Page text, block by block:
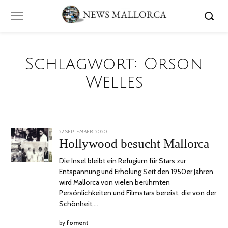
Schlagwort: Orson
Welles
POSTED
ON
22 SEPTEMBER, 2020
SEPTEMBER,
2020
Hollywood besucht Mallorca
Die Insel bleibt ein Refugium für Stars zur
Entspannung und Erholung Seit den 1950er Jahren
wird Mallorca von vielen berühmten
Persönlichkeiten und Filmstars bereist, die von der
Schönheit,…
byfoment